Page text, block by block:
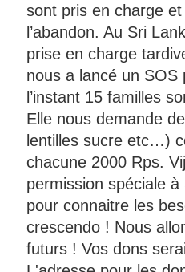
sont pris en charge
l’abandon. Au Sri
prise en charge
nous a lancé un
l’instant 15 familles
Elle nous demande
lentilles sucre etc…)
chacune 2000 Rps.
permission spéciale
pour connaitre les
crescendo ! Nous
futurs ! Vos dons